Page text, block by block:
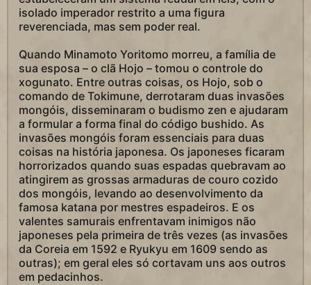
isolado imperador restrito a uma figura
reverenciada, mas sem poder real.
Quando Minamoto Yoritomo morreu, a família de
sua esposa – o clã Hojo – tomou o controle do
xogunato. Entre outras coisas, os Hojo, sob o
comando de Tokimune, derrotaram duas invasões
mongóis, disseminaram o budismo zen e ajudaram
a formular a forma final do código bushido. As
invasões mongóis foram essenciais para duas
coisas na história japonesa. Os japoneses ficaram
horrorizados quando suas espadas quebravam ao
atingirem as grossas armaduras de couro cozido
dos mongóis, levando ao desenvolvimento da
famosa katana por mestres espadeiros. E os
valentes samurais enfrentavam inimigos não
japoneses pela primeira de três vezes (as invasões
da Coreia em 1592 e Ryukyu em 1609 sendo as
outras); em geral eles só cortavam uns aos outros
em pedacinhos.